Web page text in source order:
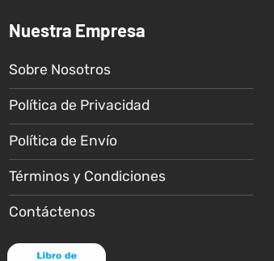
opciones
pueden
elegir
en
la
de
producto
Nuestra Empresa
Sobre Nosotros
Política de Privacidad
Política de Envío
Términos y Condiciones
Contáctenos